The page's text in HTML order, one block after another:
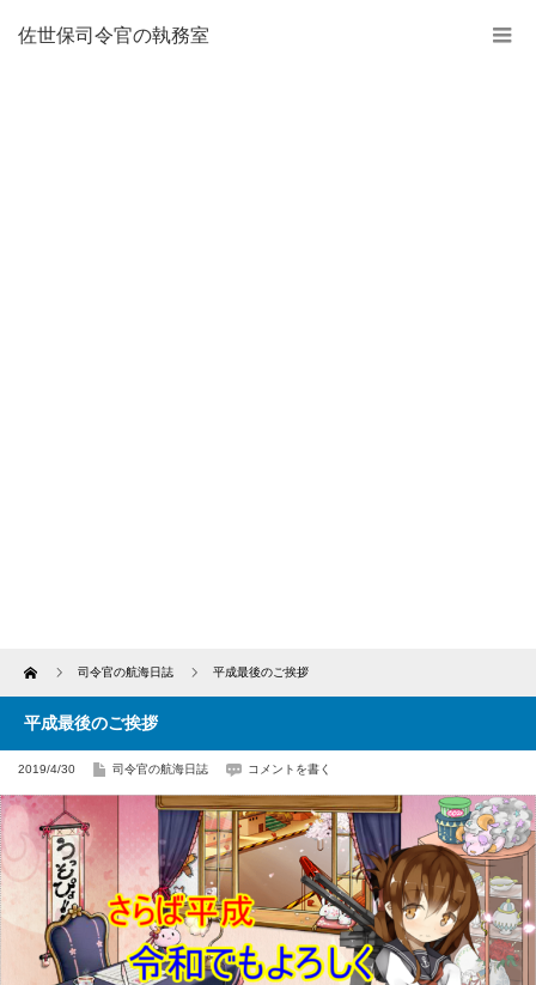
佐世保司令官の執務室
Home 司令官の航海日誌 平成最後のご挨拶
平成最後のご挨拶
2019/4/30 司令官の航海日誌 コメントを書く